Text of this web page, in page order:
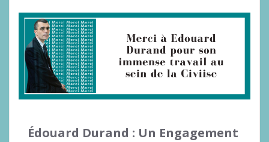
Édouard Durand : Un Engagement